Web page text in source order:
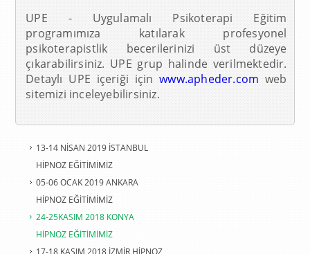
UPE - Uygulamalı Psikoterapi Eğitim
programımıza katılarak profesyonel
psikoterapistlik becerilerinizi üst düzeye
çıkarabilirsiniz. UPE grup halinde verilmektedir.
Detaylı UPE içeriği içinwww.apheder.com web
sitemizi inceleyebilirsiniz.
13-14 NİSAN 2019 İSTANBUL
HİPNOZ EĞİTİMİMİZ
05-06 OCAK 2019 ANKARA
HİPNOZ EĞİTİMİMİZ
24-25KASIM 2018 KONYA
HİPNOZ EĞİTİMİMİZ
17-18 KASIM 2018 İZMİR HİPNOZ